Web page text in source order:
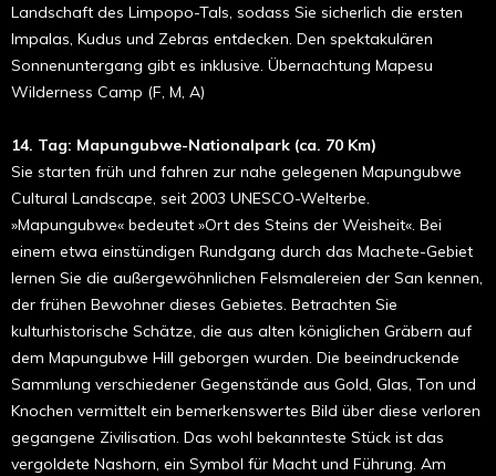
Landschaft des Limpopo-Tals, sodass Sie sicherlich die ersten
Impalas, Kudus und Zebras entdecken. Den spektakulären
Sonnenuntergang gibt es inklusive. Übernachtung Mapesu
Wilderness Camp (F, M, A)
14. Tag: Mapungubwe-Nationalpark (ca. 70 Km)
Sie starten früh und fahren zur nahe gelegenen Mapungubwe
Cultural Landscape, seit 2003 UNESCO-Welterbe.
»Mapungubwe« bedeutet »Ort des Steins der Weisheit«. Bei
einem etwa einstündigen Rundgang durch das Machete-Gebiet
lernen Sie die außergewöhnlichen Felsmalereien der San kennen,
der frühen Bewohner dieses Gebietes. Betrachten Sie
kulturhistorische Schätze, die aus alten königlichen Gräbern auf
dem Mapungubwe Hill geborgen wurden. Die beeindruckende
Sammlung verschiedener Gegenstände aus Gold, Glas, Ton und
Knochen vermittelt ein bemerkenswertes Bild über diese verloren
gegangene Zivilisation. Das wohl bekannteste Stück ist das
vergoldete Nashorn, ein Symbol für Macht und Führung. Am